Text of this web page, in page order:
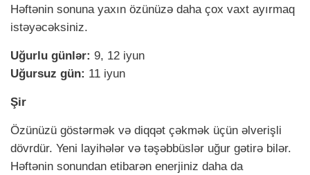
Həftənin sonuna yaxın özünüzə daha çox vaxt ayırmaq
istəyəcəksiniz.
Uğurlu günlər: 9, 12 iyun
Uğursuz gün: 11 iyun
Şir
Özünüzü göstərmək və diqqət çəkmək üçün əlverişli
dövrdür. Yeni layihələr və təşəbbüslər uğur gətirə bilər.
Həftənin sonundan etibarən enerjiniz daha da